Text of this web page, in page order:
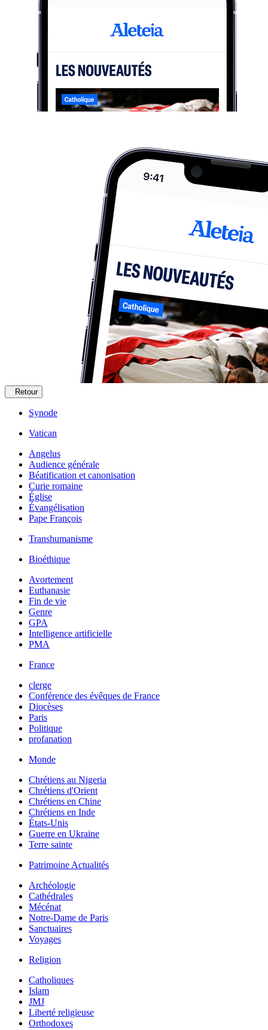
Retour
Synode
Vatican
Angelus
Audience générale
Béatification et canonisation
Curie romaine
Église
Évangélisation
Pape François
Transhumanisme
Bioéthique
Avortement
Euthanasie
Fin de vie
Genre
GPA
Intelligence artificielle
PMA
France
clerge
Conférence des évêques de France
Diocèses
Paris
Politique
profanation
Monde
Chrétiens au Nigeria
Chrétiens d'Orient
Chrétiens en Chine
Chrétiens en Inde
États-Unis
Guerre en Ukraine
Terre sainte
Patrimoine Actualités
Archéologie
Cathédrales
Mécénat
Notre-Dame de Paris
Sanctuaires
Voyages
Religion
Catholiques
Islam
JMJ
Liberté religieuse
Orthodoxes